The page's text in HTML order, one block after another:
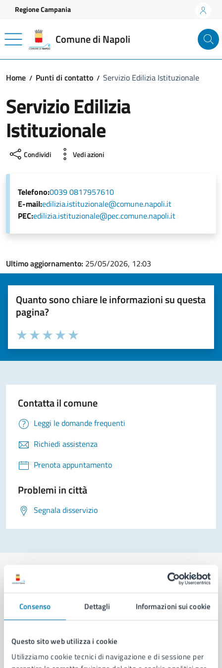
Consenso Dettagli Informazioni sui cookie
Questo sito web utilizza i cookie
Utilizziamo cookie tecnici di navigazione e di sessione per
Vai ai contenuti
Vai al footer
Regione Campania
Comune di Napoli
Home Punti di contatto Servizio Edilizia Istituzionale
Servizio Edilizia
Istituzionale
Condividi Vedi azioni
Telefono:0039 0817957610
E-mail:edilizia.istituzionale@comune.napoli.it
PEC:edilizia.istituzionale@pec.comune.napoli.it
Ultimo aggiornamento: 25/05/2026, 12:03
Quanto sono chiare le informazioni su questa
pagina?
Valuta la chiarezza delle informazioni (da 1 a 5 stelle)
Seleziona il numero di stelle per valutare la chiarezza delle
Valuta 5 stelle su 5
Valuta 4 stelle su 5
Valuta 3 stelle su 5
Valuta 2 stelle su 5
Valuta 1 stelle su 5
Contatta il comune
Leggi le domande frequenti
Richiedi assistenza
Prenota appuntamento
Problemi in città
Segnala disservizio
Comune di Napoli
AMMINISTRAZIONE
Aree amministrative
Organi di governo